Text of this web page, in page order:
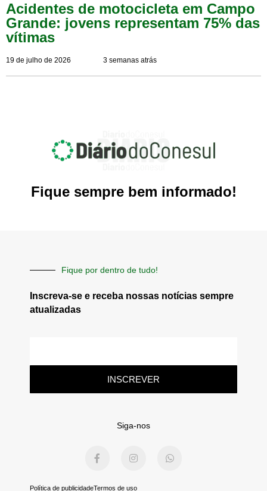
Acidentes de motocicleta em Campo
Grande: jovens representam 75% das
vítimas
19 de julho de 2026 3 semanas atrás
Fique sempre bem informado!
Fique por dentro de tudo!
Inscreva-se e receba nossas notícias sempre
atualizadas
INSCREVER
Siga-nos
a
b
n
a
h
Política de publicidadeTermos de uso